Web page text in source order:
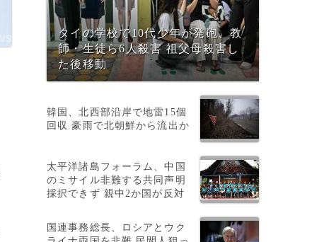
タイの学校で10代少年が発砲、教
師・生徒ら6人殺害 祖父母殺害し
た後移動
韓国、北西部沿岸で地雷15個
回収 豪雨で北朝鮮から流出か
太平洋諸島フォーラム、中国
のミサイル非難する共同声明
採択できず 親中2か国が反対
国連事務総長、ロシアとウク